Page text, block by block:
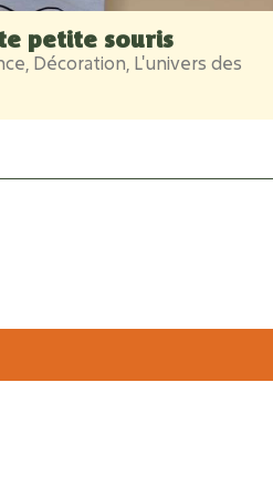
petite souris
Décoration L'univers des